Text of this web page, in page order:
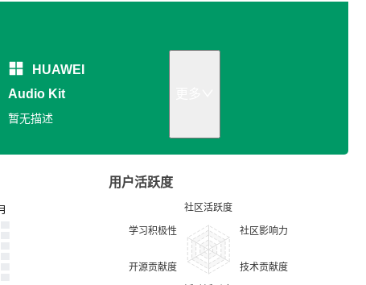
HUAWEI
Audio Kit
暂无描述
用户活跃度